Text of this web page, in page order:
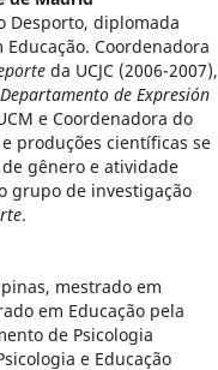
Desporto, diplomada
Coordenadora
da UCJC (2006-2007),
Departamento de Expresión
e Coordenadora do
produções científicas se
gênero e atividade
grupo de investigação
.
mestrado em
em Educação pela
de Psicologia
e Educação